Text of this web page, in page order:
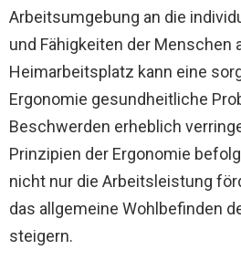
Arbeitsumgebung an die
und Fähigkeiten der Menschen
Heimarbeitsplatz kann eine
Ergonomie gesundheitliche
Beschwerden erheblich
Prinzipien der Ergonomie
nicht nur die Arbeitsleistung
das allgemeine Wohlbefinden
steigern.